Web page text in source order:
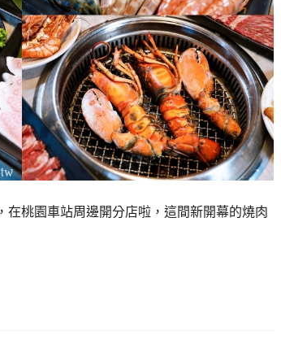
桃園車站周邊開分店啦，這間新開幕的燒肉